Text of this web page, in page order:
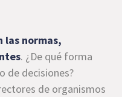
las normas,
. ¿De qué forma
de decisiones?
de organismos